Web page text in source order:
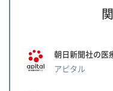
朝日新聞社の医
アピタル